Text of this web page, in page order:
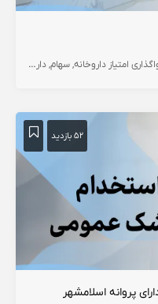
امتیاز داروخانه سهام داروخانه
۵۲ بازدید
پروانه اسلامشهر